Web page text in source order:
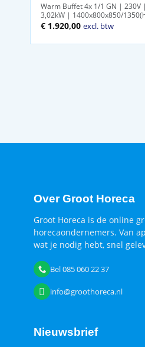
Warm Buffet 4x 1/1 GN | 230V |
3,02kW | 1400x800x850/
€ 1.920,00 excl. btw
Over Groot Horeca
Groot Horeca is de online
horecaondernemers. Van
wat je nodig hebt, snel
Bel 085 060 22 37
info@groothoreca.nl
Nieuwsbrief